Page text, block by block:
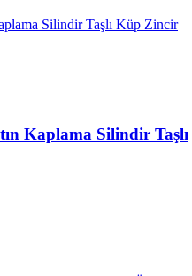
Kaplama Silindir Taşlı